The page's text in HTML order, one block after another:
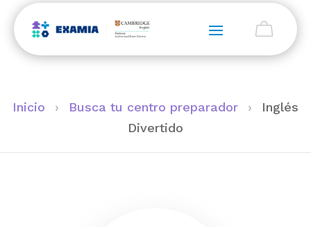
Inicio › Busca tu centro preparador ›
Inglés
Divertido